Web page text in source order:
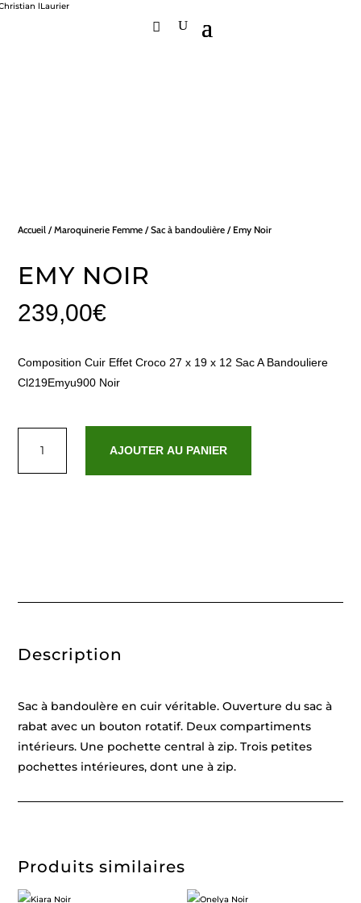
Accueil /Maroquinerie Femme /Sac à bandoulière / Emy Noir
EMY NOIR
239,00€
Composition Cuir Effet Croco 27 x 19 x 12 Sac A Bandouliere
Cl219Emyu900 Noir
AJOUTER AU PANIER
Description
Sac à bandoulère en cuir véritable. Ouverture du sac à
rabat avec un bouton rotatif. Deux compartiments
intérieurs. Une pochette central à zip. Trois petites
pochettes intérieures, dont une à zip.
Produits similaires